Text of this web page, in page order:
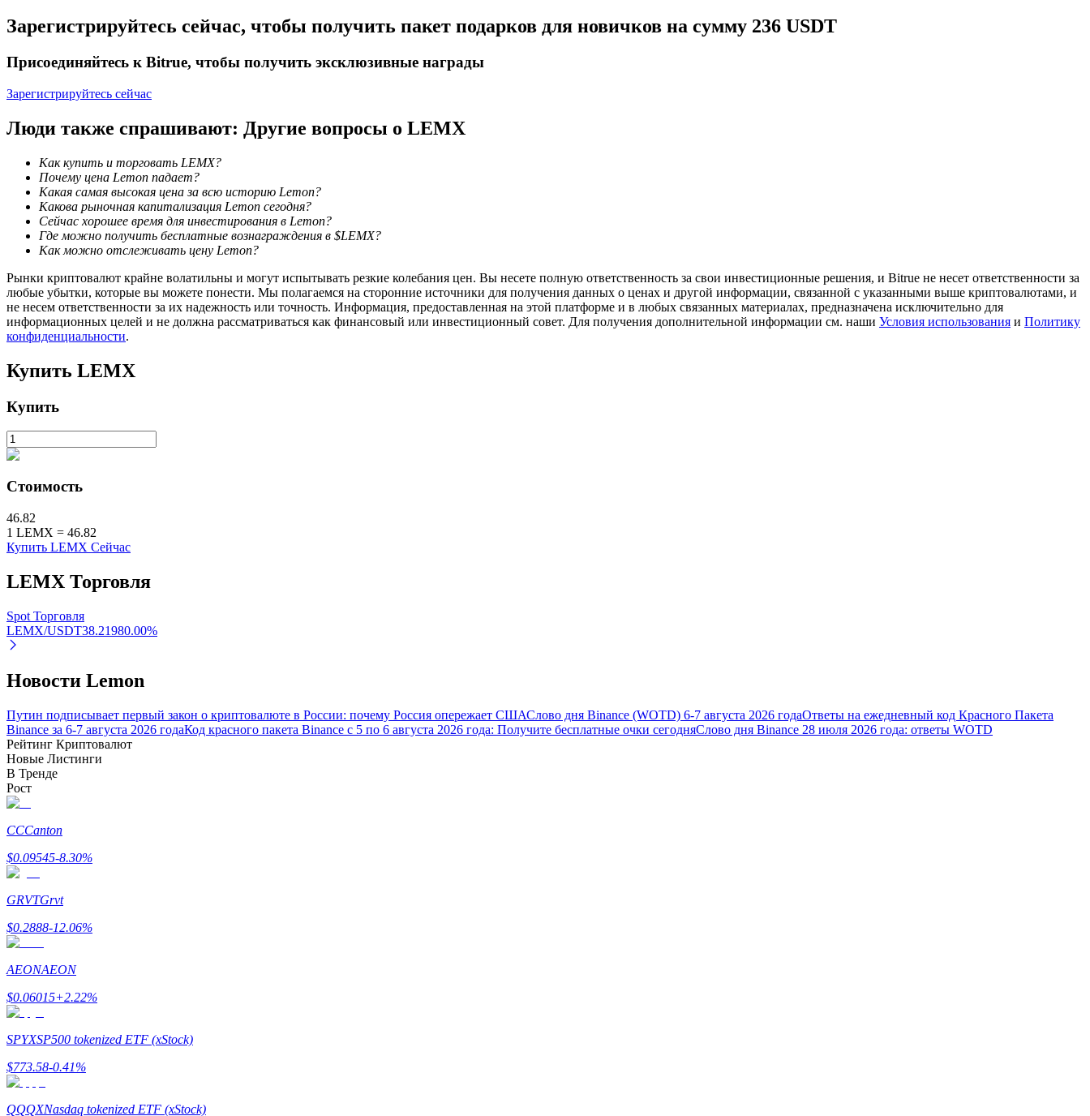
Заработок
Силовая свинья
Получайте конкурентные награды ежедневно
Высокая прибыль и мгновенный доступ
Launchpool
Гибкая ставка для заработка популярных токенов
Эксклюзивные инвестиции для владельцев BTR
Кредиты
Зарегистрируйтесь сейчас, чтобы получить пакет подарков для новичков на сумму 236 USDT
Присоединяйтесь к Bitrue, чтобы получить эксклюзивные награды
Зарегистрируйтесь сейчас
Люди также спрашивают: Другие вопросы о LEMX
Как купить и торговать LEMX?
Почему цена Lemon падает?
Какая самая высокая цена за всю историю Lemon?
Какова рыночная капитализация Lemon сегодня?
Сейчас хорошее время для инвестирования в Lemon?
Где можно получить бесплатные вознаграждения в $LEMX?
Как можно отслеживать цену Lemon?
Рынки криптовалют крайне волатильны и могут испытывать резкие колебания цен. Вы несете полную ответственность за свои инвестиционные решения, и Bitrue не несет ответственности за
любые убытки, которые вы можете понести. Мы полагаемся на сторонние источники для получения данных о ценах и другой информации, связанной с указанными выше криптовалютами, и
не несем ответственности за их надежность или точность. Информация, предоставленная на этой платформе и в любых связанных материалах, предназначена исключительно для
информационных целей и не должна рассматриваться как финансовый или инвестиционный совет. Для получения дополнительной информации см. наши Условия использования и Политику
конфиденциальности.
Купить LEMX
Купить
Стоимость
46.82
1 LEMX = 46.82
Купить LEMX Сейчас
LEMX Торговля
Spot Торговля
LEMX/USDT38.21980.00%
Новости Lemon
Путин подписывает первый закон о криптовалюте в России: почему Россия опережает СШАСлово дня Binance (WOTD) 6-7 августа 2026 годаОтветы на ежедневный код Красного Пакета
Binance за 6-7 августа 2026 годаКод красного пакета Binance с 5 по 6 августа 2026 года: Получите бесплатные очки сегодняСлово дня Binance 28 июля 2026 года: ответы WOTD
Рейтинг Криптовалют
Новые Листинги
В Тренде
Рост
CCCanton
$0.09545-8.30%
GRVTGrvt
$0.2888-12.06%
AEONAEON
$0.06015+2.22%
SPYXSP500 tokenized ETF (xStock)
$773.58-0.41%
QQQXNasdaq tokenized ETF (xStock)